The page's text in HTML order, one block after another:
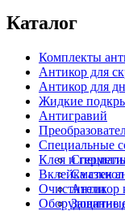
Каталог
Комплекты
Антикор для
Антикор для
Жидкие
Антигравий
Специальные
Смазки
Антикор
Клея и
Вклейка стекол
Очистители
Оборудование